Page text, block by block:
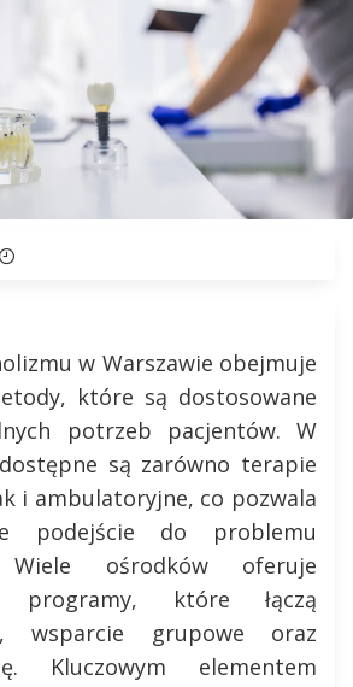
w Warszawie obejmuje
które są dostosowane
potrzeb pacjentów. W
są zarówno terapie
i ambulatoryjne, co pozwala
podejście do problemu
Wiele ośrodków oferuje
programy, które łączą
wsparcie grupowe oraz
Kluczowym elementem